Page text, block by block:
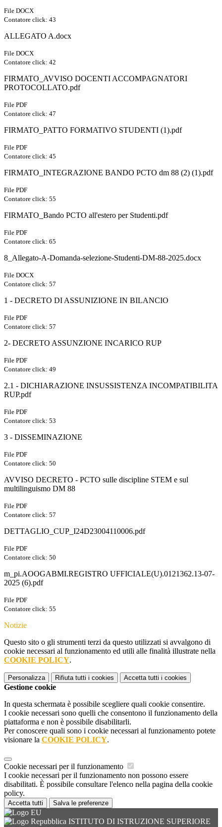
File DOCX
Contatore click: 43
ALLEGATO A.docx
File DOCX
Contatore click: 42
FIRMATO_AVVISO DOCENTI ACCOMPAGNATORI
PROTOCOLLATO.pdf
File PDF
Contatore click: 47
FIRMATO_PATTO FORMATIVO STUDENTI (1).pdf
File PDF
Contatore click: 45
FIRMATO_INTEGRAZIONE BANDO PCTO dm 88 (2) (1).pdf
File PDF
Contatore click: 55
FIRMATO_Bando PCTO all'estero per Studenti.pdf
File PDF
Contatore click: 65
8_Allegato-A-Domanda-selezione-Studenti-DM-88-2025.docx
File DOCX
Contatore click: 57
1 - DECRETO DI ASSUNIZIONE IN BILANCIO
File PDF
Contatore click: 57
2- DECRETO ASSUNZIONE INCARICO RUP
File PDF
Contatore click: 49
2.1 - DICHIARAZIONE INSUSSISTENZA INCOMPATIBILITA
RUP.pdf
File PDF
Contatore click: 53
3 - DISSEMINAZIONE
File PDF
Contatore click: 50
AVVISO DECRETO - PCTO sulle discipline STEM e sul
multilinguismo DM 88
File PDF
Contatore click: 57
DETTAGLIO_CUP_I24D23004110006.pdf
File PDF
Contatore click: 50
m_pi.AOOGABMI.REGISTRO UFFICIALE(U).0121362.13-07-
2025 (6).pdf
File PDF
Contatore click: 55
Notizie
Questo sito o gli strumenti terzi da questo utilizzati si avvalgono di
cookie necessari al funzionamento ed utili alle finalità illustrate nella
COOKIE POLICY.
Personalizza Rifiuta tutti i cookies Accetta tutti i cookies
Gestione cookie
In questa schermata è possibile scegliere quali cookie consentire.
I cookie necessari sono quelli che consentono il funzionamento della
piattaforma e non è possibile disabilitarli.
Per conoscere quali sono i cookie necessari al funzionamento potete
visionare la COOKIE POLICY.
Cookie necessari per il funzionamento
I cookie necessari per il funzionamento non possono essere
disabilitati. È possibile consultare l'elenco nella pagina della cookie
policy.
Accetta tutti Salva le preferenze
ISTITUTO DI ISTRUZIONE SUPERIORE